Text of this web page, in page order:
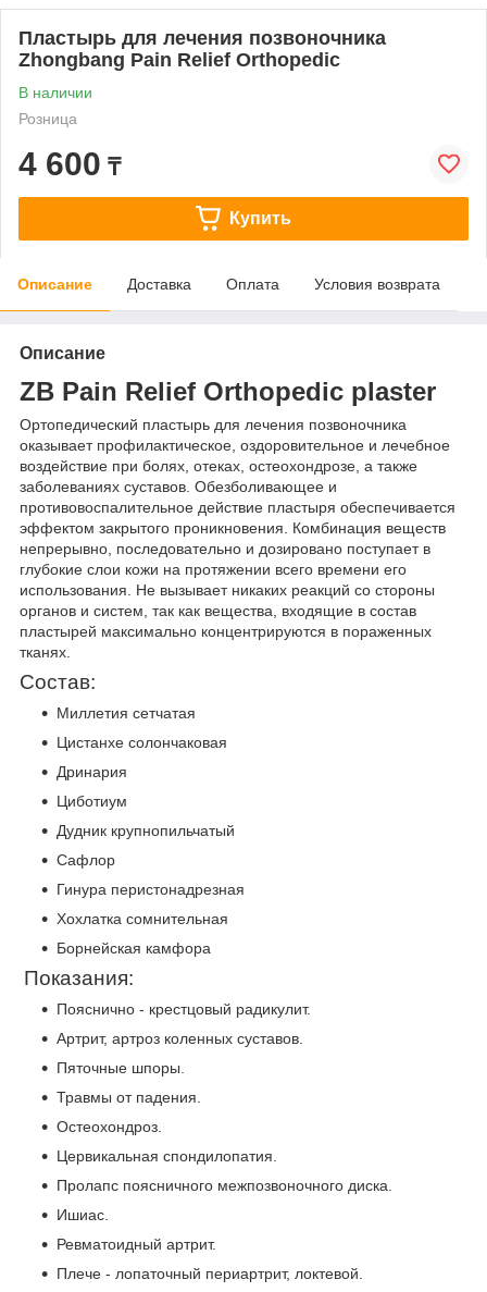
Пластырь для лечения позвоночника
Zhongbang Pain Relief Orthopedic
В наличии
Розница
4 600 ₸
Купить
Описание Доставка Оплата Условия возврата
Описание
ZB Pain Relief Orthopedic plaster
Ортопедический пластырь для лечения позвоночника
оказывает профилактическое, оздоровительное и лечебное
воздействие при болях, отеках, остеохондрозе, а также
заболеваниях суставов. Обезболивающее и
противовоспалительное действие пластыря обеспечивается
эффектом закрытого проникновения. Комбинация веществ
непрерывно, последовательно и дозировано поступает в
глубокие слои кожи на протяжении всего времени его
использования. Не вызывает никаких реакций со стороны
органов и систем, так как вещества, входящие в состав
пластырей максимально концентрируются в пораженных
тканях.
Состав:
Миллетия сетчатая
Цистанхе солончаковая
Дринария
Циботиум
Дудник крупнопильчатый
Сафлор
Гинура перистонадрезная
Хохлатка сомнительная
Борнейская камфора
Показания:
Пояснично - крестцовый радикулит.
Артрит, артроз коленных суставов.
Пяточные шпоры.
Травмы от падения.
Остеохондроз.
Цервикальная спондилопатия.
Пролапс поясничного межпозвоночного диска.
Ишиас.
Ревматоидный артрит.
Плече - лопаточный периартрит, локтевой.